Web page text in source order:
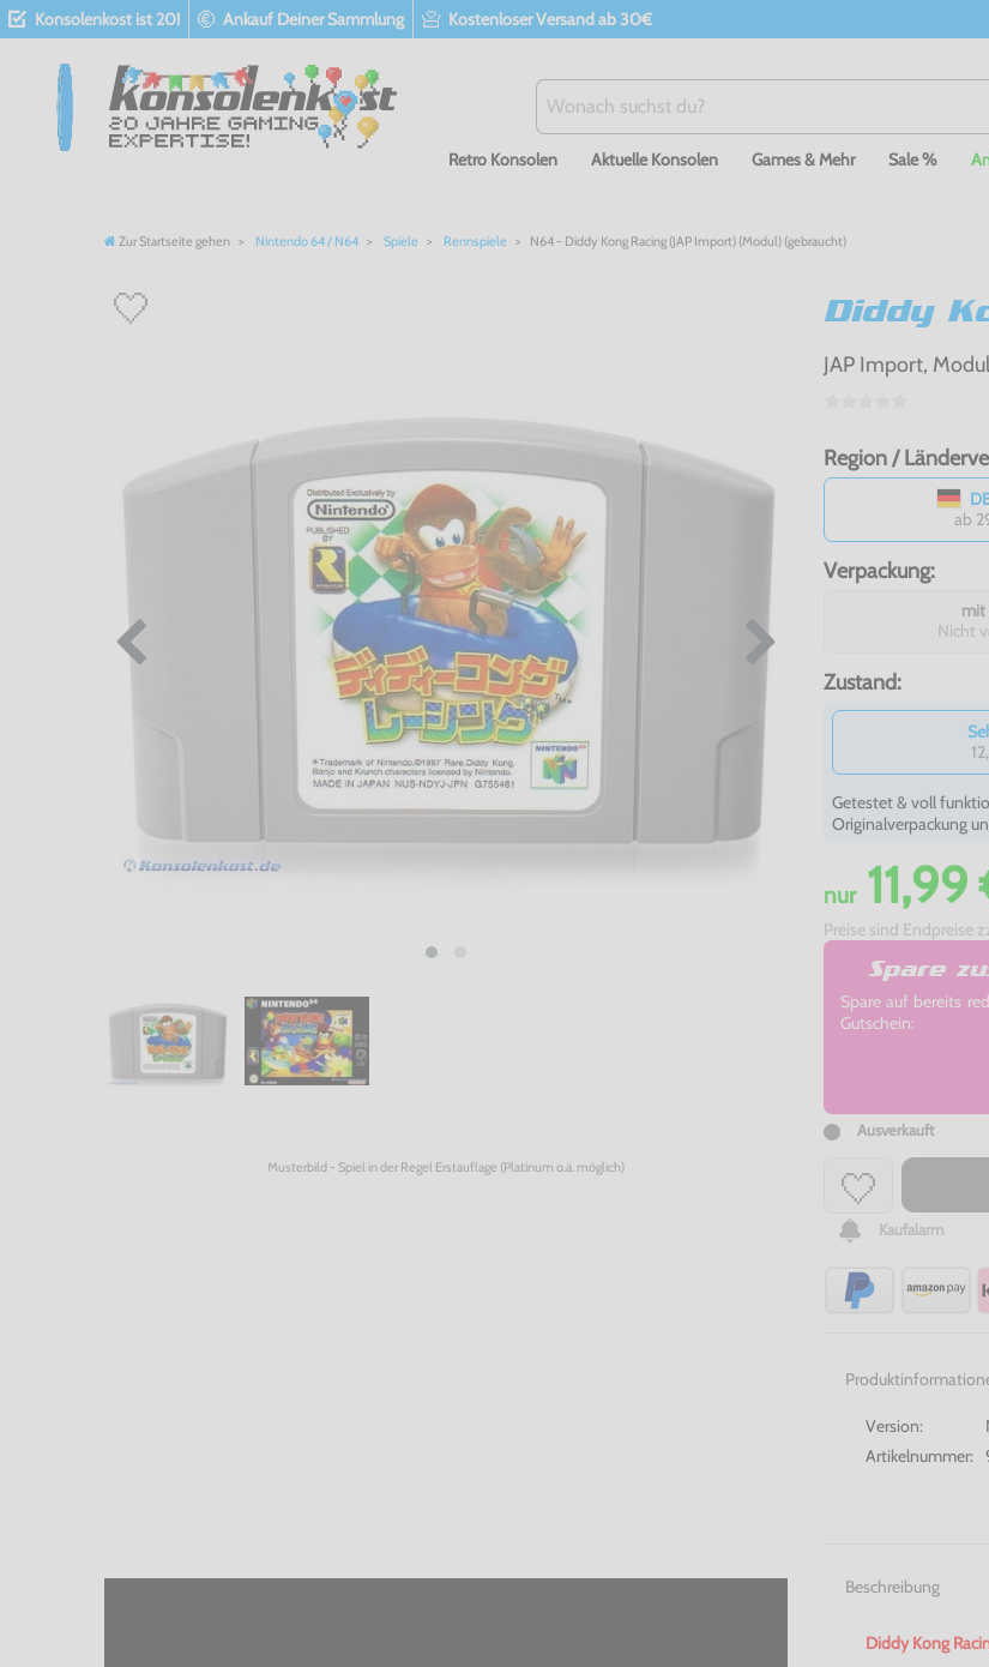
Konsolenkost ist 20! Ankauf Deiner Sammlung Kostenloser Versand ab 30€
Retro Konsolen Aktuelle Konsolen Games & Mehr Sale %
Zur Startseite gehen Nintendo 64 / N64 Spiele Rennspiele N64 - Diddy Kong Racing (JAP Import) (Modul) (gebraucht)
Musterbild - Spiel in der Regel Erstauflage (Platinum o.ä. möglich)
Diddy
JAP Import,
Region /
ab
Verpackung:
mit
Nicht
Zustand:
Getestet & voll
Originalverpackung
nur11,99
Preise sind Endpreise
Spare
Spare auf bereits
Gutschein:
Ausverkauft
Kaufalarm
Version:
Artikelnummer:
Beschreibung
Diddy Kong